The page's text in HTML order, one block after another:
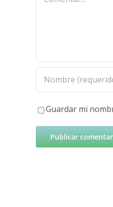
Guardar mi